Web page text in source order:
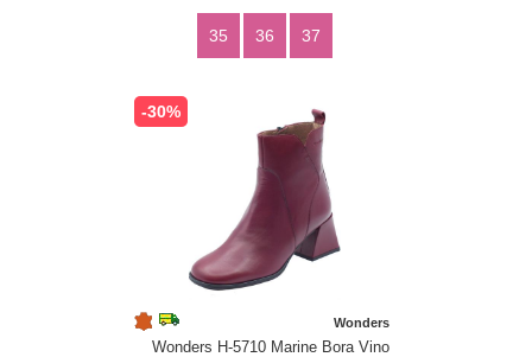
35 36 37
-30%
Wonders
Wonders H-5710 Marine Bora Vino